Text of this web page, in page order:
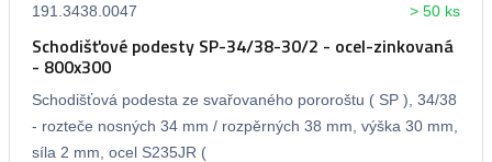
191.3438.0047 > 50 ks
Schodišťové podesty SP-34/38-30/2 - ocel-zinkovaná
- 800x300
Schodišťová podesta ze svařovaného pororoštu ( SP ), 34/38
- rozteče nosných 34 mm / rozpěrných 38 mm, výška 30 mm,
síla 2 mm, ocel S235JR (